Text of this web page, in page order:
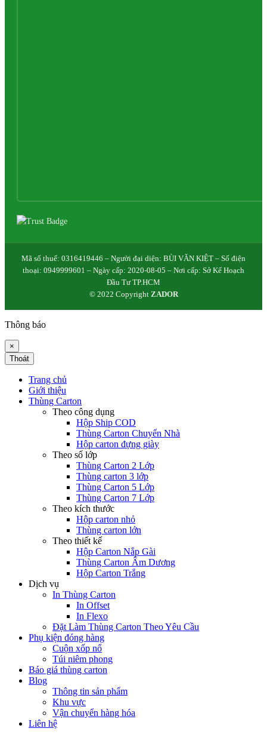
Mã số thuế: 0316419446 – Người đại diện: BÙI VĂN KIỆT – Số điện
thoại: 0949999601 – Ngày cấp: 2020-08-05 – Nơi cấp: Sở Kế Hoạch
Đầu Tư TP.HCM
© 2022 Copyright ZADOR
Thông báo
×
Thoát
Trang chủ
Giới thiệu
Thùng Carton
Theo công dụng
Hộp Ship COD
Thùng Carton Chuyển Nhà
Hộp carton đựng giày
Theo số lớp
Thùng Carton 2 Lớp
Thùng carton 3 lớp
Thùng Carton 5 Lớp
Thùng Carton 7 Lớp
Theo kích thước
Hộp carton nhỏ
Thùng carton lớn
Theo thiết kế
Hộp Carton Nắp Gài
Thùng Carton Âm Dương
Hộp Carton Trắng
Dịch vụ
In Thùng Carton
In Offset
In Flexo
Đặt Làm Thùng Carton Theo Yêu Cầu
Phụ kiện đóng hàng
Cuộn xốp nổ
Túi niêm phong
Báo giá thùng carton
Blog
Thông tin sản phẩm
Khu vực
Vận chuyển hàng hóa
Liên hệ